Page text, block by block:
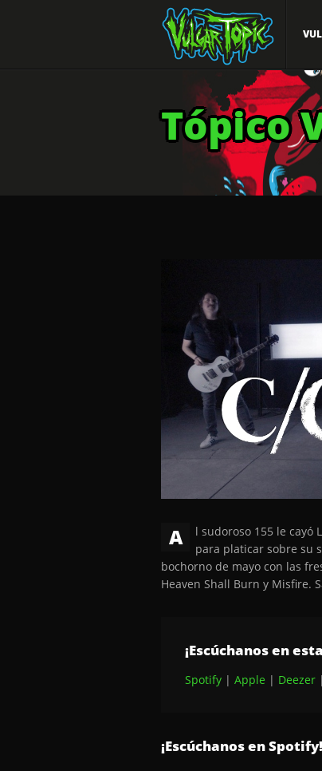
Tópico
A
l sudoroso 155 le cayó
para platicar sobre su
bochorno de mayo con las
Heaven Shall Burn y Misfire.
¡Escúchanos en
Spotify | Apple | Deezer |
¡Escúchanos en Spotify!